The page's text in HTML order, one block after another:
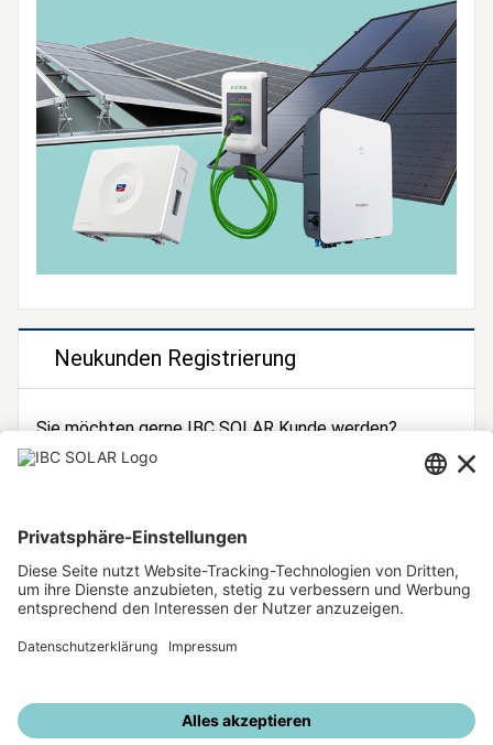
Neukunden Registrierung
Sie möchten gerne IBC SOLAR Kunde werden?
Dann registrieren Sie sich jetzt!
Unsere weiteren Angebote
IBC SOLAR Webseite